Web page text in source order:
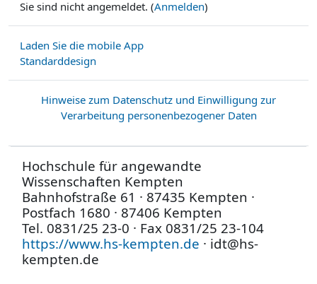
Sie sind nicht angemeldet. (Anmelden)
Laden Sie die mobile App
Standarddesign
Hinweise zum Datenschutz und Einwilligung zur
Verarbeitung personenbezogener Daten
Hochschule für angewandte
Wissenschaften Kempten
Bahnhofstraße 61 · 87435 Kempten ·
Postfach 1680 · 87406 Kempten
Tel. 0831/25 23-0 · Fax 0831/25 23-104
https://www.hs-kempten.de · idt@hs-
kempten.de